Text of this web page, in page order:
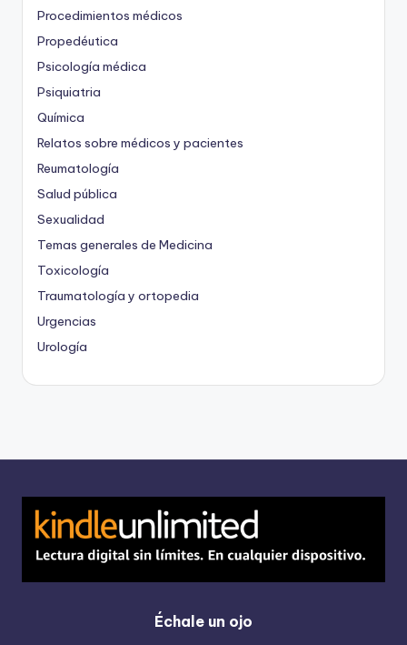
Procedimientos médicos
Propedéutica
Psicología médica
Psiquiatria
Química
Relatos sobre médicos y pacientes
Reumatología
Salud pública
Sexualidad
Temas generales de Medicina
Toxicología
Traumatología y ortopedia
Urgencias
Urología
Échale un ojo